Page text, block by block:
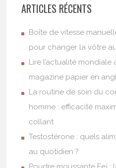
ARTICLES RÉCENTS
Boîte de vitesse
pour changer la vôtre
Lire l’actualité mondiale
magazine papier en
La routine de soin du
homme : efficacité
collant
Testostérone : quels
au quotidien ?